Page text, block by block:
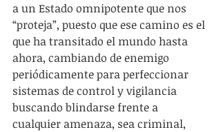
a un Estado omnipotente que nos
“proteja”, puesto que ese camino es el
que ha transitado el mundo hasta
ahora, cambiando de enemigo
periódicamente para perfeccionar
sistemas de control y vigilancia
buscando blindarse frente a
cualquier amenaza, sea criminal,